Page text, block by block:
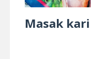
Masak